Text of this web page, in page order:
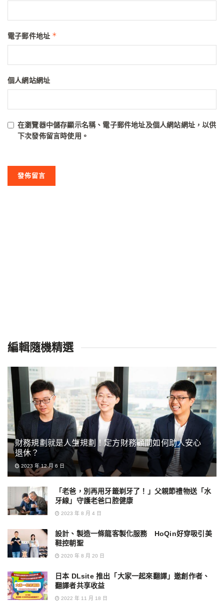
電子郵件地址 *
個人網站網址
在瀏覽器中儲存顯示名稱、電子郵件地址及個人網站網址，以供
下次發佈留言時使用。
編輯隨機精選
財務規劃就是人生規劃！定方財務顧問如何助人安心
退休？
2023 年 12 月 6 日
「老爸，別再用牙籤剃牙了！」父親節禮物送「水
牙線」守護老爸口腔健康
2023 年 8 月 4 日
設計、製造一條龍客製化服務 HoQin好穿吸引美
鞋控朝聖
2020 年 8 月 20 日
日本 DLsite 推出「大家一起來翻譯」邀創作者、
翻譯者共享收益
2022 年 11 月 18 日